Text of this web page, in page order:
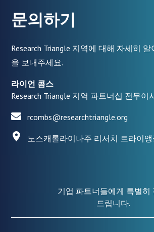
문의하기
Research Triangle 지역에 대해 자세히
을 보내주세요.
라이언 콤스
Research Triangle 지역 파트너십 전무이
rcombs@researchtriangle.org
노스캐롤라이나주 리서치 트라이앵
기업 파트너들에게 특별히
드립니다.